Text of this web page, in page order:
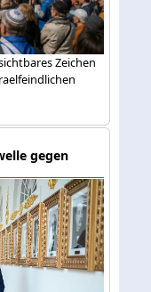
Zeichen
gegen